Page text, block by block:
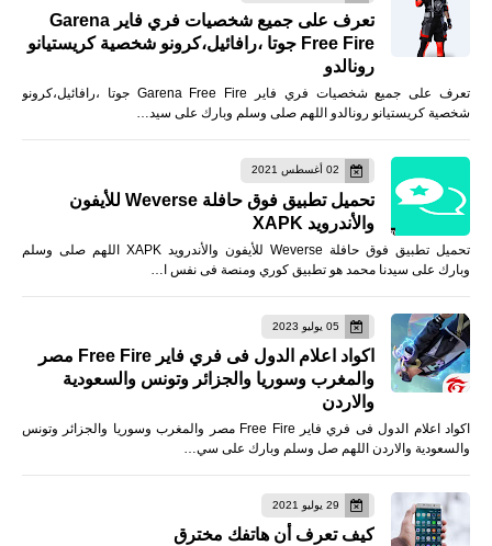
تعرف على جميع شخصيات فري فاير Garena
Free Fire جوتا ،رافائيل،كرونو شخصية كريستيانو
رونالدو
تعرف على جميع شخصيات فري فاير Garena Free Fire جوتا ،رافائيل،كرونو
شخصية كريستيانو رونالدو اللهم صلى وسلم وبارك على سيد…
02 أغسطس 2021
تحميل تطبيق فوق حافلة Weverse للأيفون
والأندرويد XAPK
تحميل تطبيق فوق حافلة Weverse للأيفون والأندرويد XAPK اللهم صلى وسلم
وبارك على سيدنا محمد هو تطبيق كوري ومنصة فى نفس ا…
05 يوليو 2023
اكواد اعلام الدول فى فري فاير Free Fire مصر
والمغرب وسوريا والجزائر وتونس والسعودية
والاردن
اكواد اعلام الدول فى فري فاير Free Fire مصر والمغرب وسوريا والجزائر وتونس
والسعودية والاردن اللهم صل وسلم وبارك على سي…
29 يوليو 2021
كيف تعرف أن هاتفك مخترق